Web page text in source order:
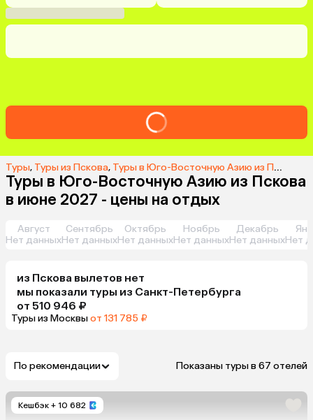
Туры, Туры из Пскова, Туры в Юго-Восточную Азию из Пскова
Туры в Юго-Восточную Азию из Пскова
в июне 2027 - цены на отдых
Август
Нет данных
Сентябрь
Нет данных
Октябрь
Нет данных
Ноябрь
Нет данных
Декабрь
Нет данныхНет
из Пскова вылетов нет
мы показали туры из Санкт-Петербурга
от 510 946 ₽
Туры из Москвыот 131 785 ₽
По рекомендации Показаны туры в 67 отелей
Кешбэк + 10 682